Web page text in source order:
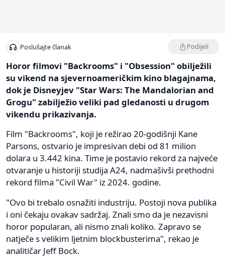
Poslušajte članak Podijeli
Horor filmovi "Backrooms" i "Obsession" obilježili
su vikend na sjevernoameričkim kino blagajnama,
dok je Disneyjev "Star Wars: The Mandalorian and
Grogu" zabilježio veliki pad gledanosti u drugom
vikendu prikazivanja.
Film "Backrooms", koji je režirao 20-godišnji Kane
Parsons, ostvario je impresivan debi od 81 milion
dolara u 3.442 kina. Time je postavio rekord za najveće
otvaranje u historiji studija A24, nadmašivši prethodni
rekord filma "Civil War" iz 2024. godine.
"Ovo bi trebalo osnažiti industriju. Postoji nova publika
i oni čekaju ovakav sadržaj. Znali smo da je nezavisni
horor popularan, ali nismo znali koliko. Zapravo se
natječe s velikim ljetnim blockbusterima", rekao je
analitičar Jeff Bock.